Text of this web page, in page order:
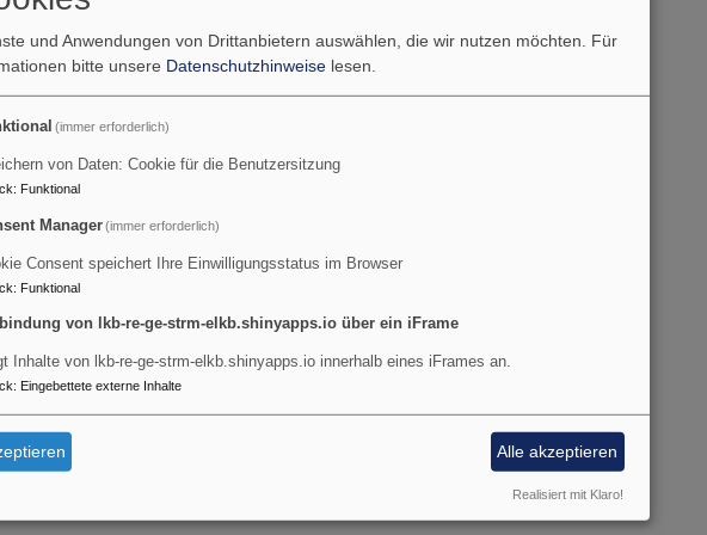
"Das apologetische ABC
||
und Anwendungen von Drittanbietern auswählen, die wir nutzen möchten. Für
bitte unsere Datenschutzhinweise lesen.
(immer erforderlich)
von Daten: Cookie für die Benutzersitzung
: Funktional
Manager(immer erforderlich)
Consent speichert Ihre Einwilligungsstatus im Browser
: Funktional
von lkb-re-ge-strm-elkb.shinyapps.io über ein iFrame
Inhalte von lkb-re-ge-strm-elkb.shinyapps.io innerhalb eines iFrames an.
: Eingebettete externe Inhalte
Alle akzeptieren
Realisiert mit Klaro!